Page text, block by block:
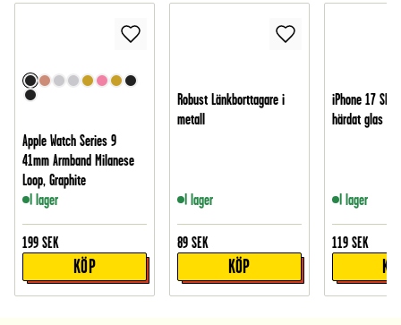
Apple Watch Series 9
41mm Armband Milanese
Loop, Graphite
I lager
199 SEK
KÖP
Robust Länkborttagare i
metall
I lager
89 SEK
KÖP
iPhone 17
härdat glas
I lager
119 SEK